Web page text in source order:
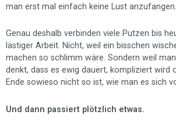
man erst mal einfach keine Lust anzufangen.
Genau deshalb verbinden viele Putzen bis
lästiger Arbeit. Nicht, weil ein bisschen
machen so schlimm wäre. Sondern weil
denkt, dass es ewig dauert, kompliziert wird
Ende sowieso nicht so ist, wie man es sich
Und dann passiert plötzlich etwas.